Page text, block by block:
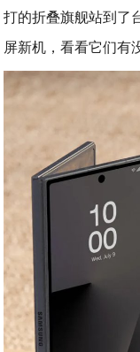
打的折叠旗舰站到了
屏新机，看看它们有